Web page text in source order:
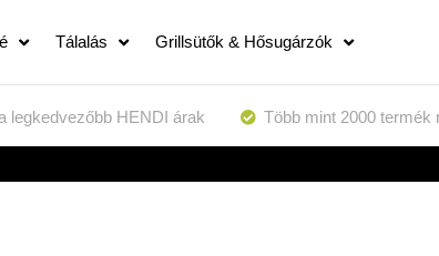
Tálalás Grillsütők & Hősugárzók
legkedvezőbb HENDI árak Több mint 2000 termék